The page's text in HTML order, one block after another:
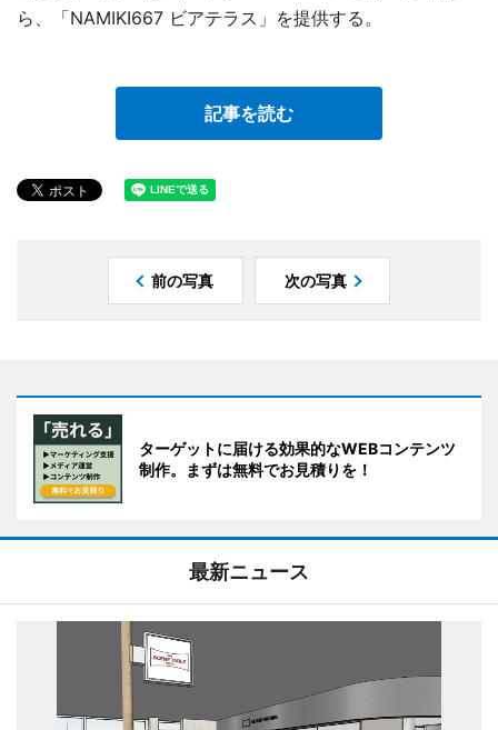
ら、「NAMIKI667 ビアテラス」を提供する。
記事を読む
前の写真 次の写真
ターゲットに届ける効果的なWEBコンテンツ
制作。まずは無料でお見積りを！
最新ニュース